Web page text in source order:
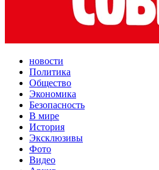
новости
Политика
Общество
Экономика
Безопасность
В мире
История
Эксклюзивы
Фото
Видео